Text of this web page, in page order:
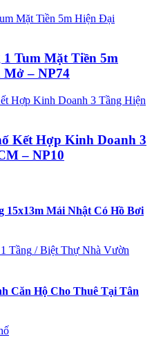
Tum Mặt Tiền 5m
– NP74
Kết Hợp Kinh Doanh 3
– NP10
15x13m Mái Nhật Có Hồ Bơi
Tầng /Biệt Thự Nhà Vườn
Căn Hộ Cho Thuê Tại Tân